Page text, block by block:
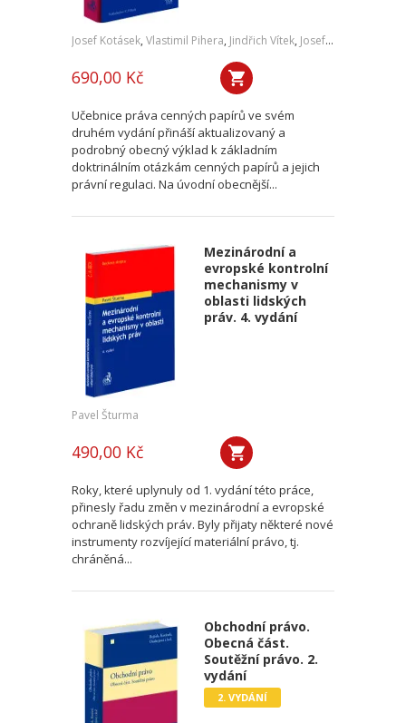
Josef Kotásek, Vlastimil Pihera, Jindřich Vítek, Josef Kříž
690,00 Kč
Učebnice práva cenných papírů ve svém
druhém vydání přináší aktualizovaný a
podrobný obecný výklad k základním
doktrinálním otázkám cenných papírů a jejich
právní regulaci. Na úvodní obecnější...
Mezinárodní a
evropské kontrolní
mechanismy v
oblasti lidských
práv. 4. vydání
Pavel Šturma
490,00 Kč
Roky, které uplynuly od 1. vydání této práce,
přinesly řadu změn v mezinárodní a evropské
ochraně lidských práv. Byly přijaty některé nové
instrumenty rozvíjející materiální právo, tj.
chráněná...
Obchodní právo.
Obecná část.
Soutěžní právo. 2.
vydání
2. VYDÁNÍ